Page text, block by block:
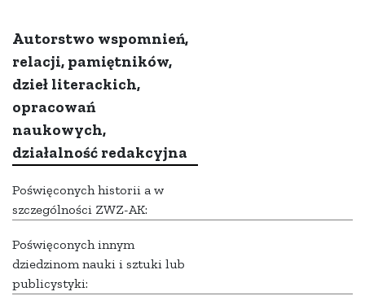
Autorstwo wspomnień,
relacji, pamiętników,
dzieł literackich,
opracowań
naukowych,
działalność redakcyjna
Poświęconych historii a w
szczególności ZWZ-AK:
Poświęconych innym
dziedzinom nauki i sztuki lub
publicystyki: